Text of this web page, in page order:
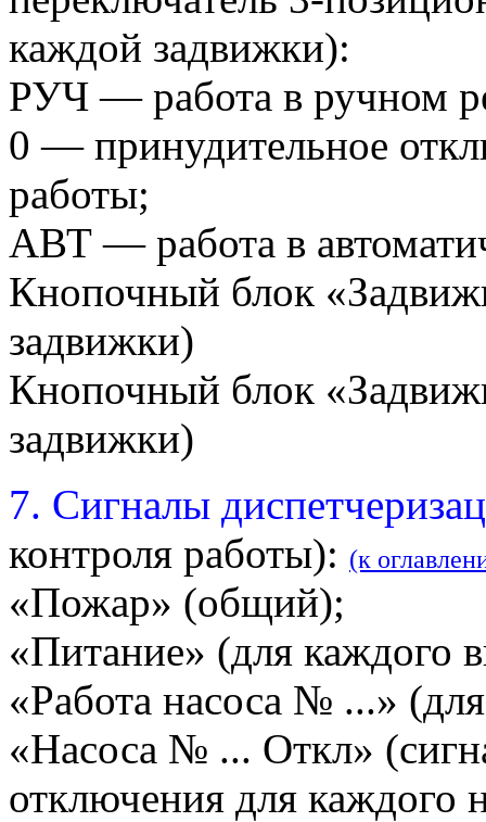
каждой задвижки):
РУЧ — работа в ручном
0 — принудительное
работы;
АВТ — работа в
Кнопочный блок
задвижки)
Кнопочный блок
задвижки)
7. Сигналы
контроля работы): (к
«Пожар» (общий);
«Питание» (для каждого
«Работа насоса № ...»
«Насоса № ... Откл»
отключения для каждого